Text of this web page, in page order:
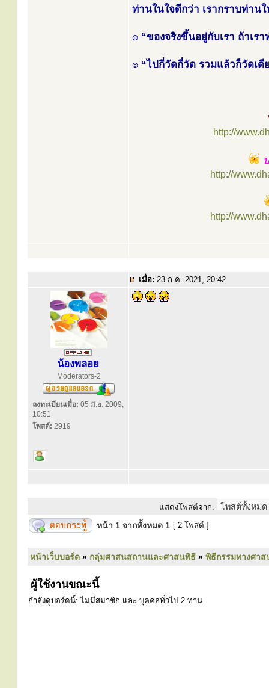
ท่านในใจดีกว่า เรากราบท่าน
๏ “ของจริงขึ้นอยู่กับเรา ถ้าเร
๏ “ไปกี่วัดกี่วัด รวมแล้วก็วัดเดี
http://
http://
http://
เมื่อ: 23 ก.ค. 2021, 20:42
น้องพลอย
Moderators-2
ลงทะเบียนเมื่อ: 05 มิ.ย. 2009,
10:51
โพสต์: 2919
แสดงโพสต์จาก:
หน้า 1 จากทั้งหมด 1 [ 2 โพสต์ ]
หน้าเว็บบอร์ด » กลุ่มศาสนสถานและศาสนพิธี » พิธีกรรมทางศา
ผู้ใช้งานขณะนี้
กำลังดูบอร์ดนี้: ไม่มีสมาชิก และ บุคคลทั่วไป 2 ท่าน